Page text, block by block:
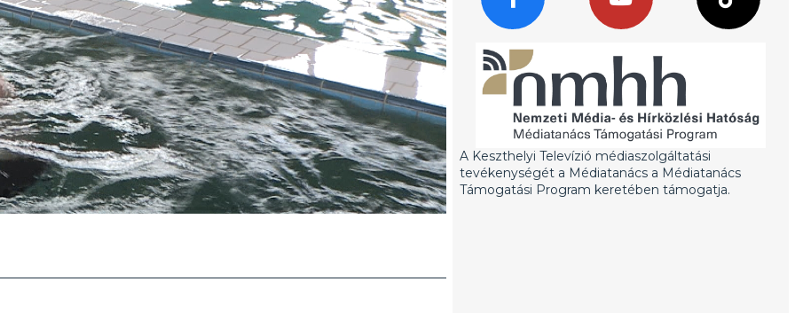
A Keszthelyi Televízió médiaszolgáltatási
tevékenységét a Médiatanács a Médiatanács
Támogatási Program keretében támogatja.